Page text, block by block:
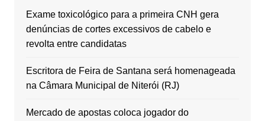
Exame toxicológico para a primeira CNH gera
denúncias de cortes excessivos de cabelo e
revolta entre candidatas
Escritora de Feira de Santana será homenageada
na Câmara Municipal de Niterói (RJ)
Mercado de apostas coloca jogador do